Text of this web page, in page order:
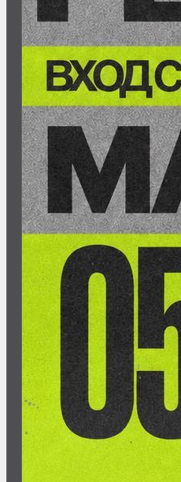
ВСЕ СВОИ |
ИЮЛЯ